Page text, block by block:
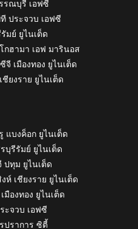
รณบุรี เอฟซี
ประจวบ เอฟซี
มย์ ยูไนเต็ด
ฮามา เอฟ มารินอส
เมืองทอง ยูไนเต็ด
ยงราย ยูไนเต็ด
แบงค็อก ยูไนเต็ด
บุรีรัมย์ ยูไนเต็ด
ปทุม ยูไนเต็ด
ห์ เชียงราย ยูไนเต็ด
มืองทอง ยูไนเต็ด
ะจวบ เอฟซี
ปราการ ซิตี้